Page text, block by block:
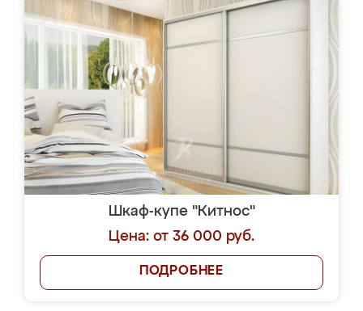
Шкаф-купе "Китнос"
Цена: от 36 000 руб.
ПОДРОБНЕЕ